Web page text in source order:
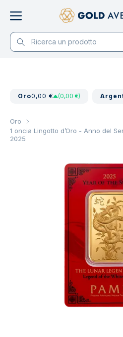
Oro0,00 € (0,00 €)
Oro
1 oncia Lingotto d’Oro - Anno del
2025